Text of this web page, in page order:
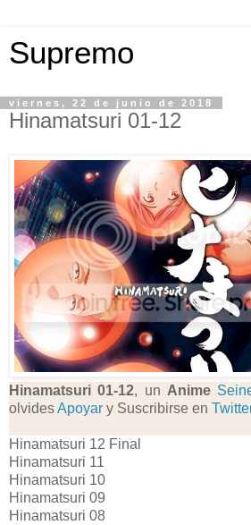
Supremo
viernes, 22 de junio de 2018
Hinamatsuri 01-12
Hinamatsuri 01-12, unAnime
olvidesApoyar y Suscribirse en
Hinamatsuri 12 Final
Hinamatsuri 11
Hinamatsuri 10
Hinamatsuri 09
Hinamatsuri 08